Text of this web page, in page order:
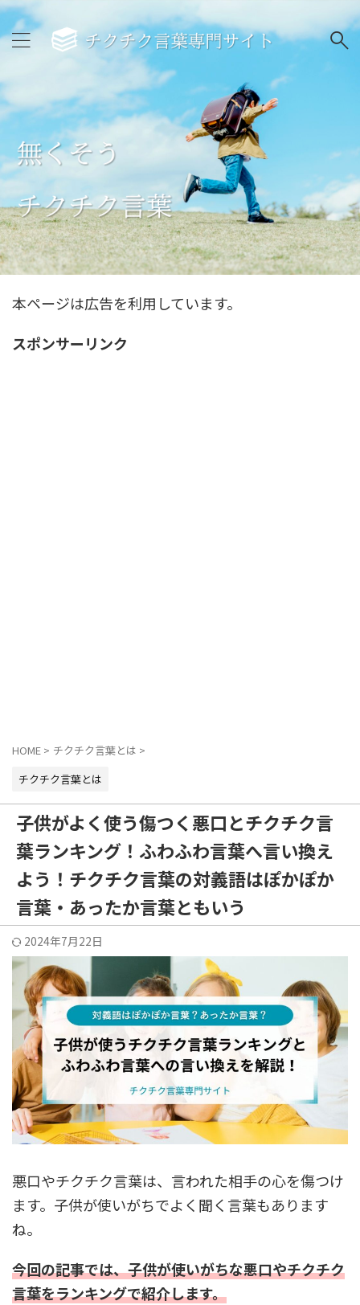
本ページは広告を利用しています。
スポンサーリンク
HOME > チクチク言葉とは >
チクチク言葉とは
子供がよく使う傷つく悪口とチクチク言
葉ランキング！ふわふわ言葉へ言い換え
よう！チクチク言葉の対義語はぽかぽか
言葉・あったか言葉ともいう
2024年7月22日
悪口やチクチク言葉は、言われた相手の心を傷つけ
ます。子供が使いがちでよく聞く言葉もあります
ね。
今回の記事では、子供が使いがちな悪口やチクチク
言葉をランキングで紹介します。